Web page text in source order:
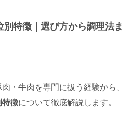
特徴｜選び方から調理法ま
・牛肉を専門に扱う経験から、
特徴について徹底解説します。